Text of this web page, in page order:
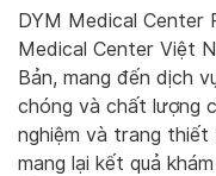
DYM Medical Center
Medical Center Việt
Bản, mang đến dịch
chóng và chất lượng
nghiệm và trang thiết
mang lại kết quả